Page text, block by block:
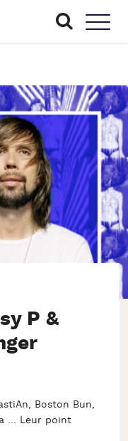
P &
Boston Bun,
… Leur point